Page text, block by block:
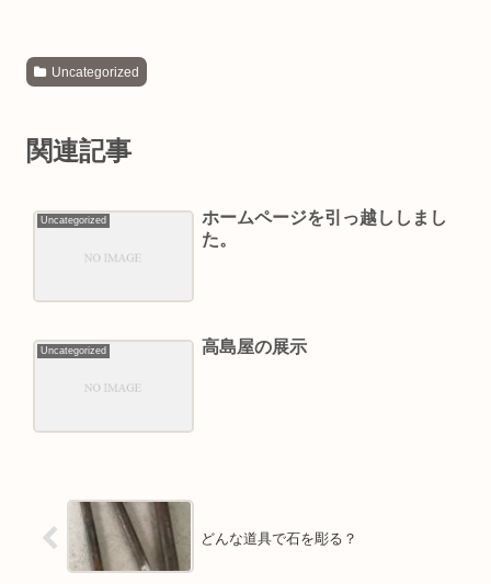
Uncategorized
関連記事
Uncategorized
ホームページを引っ越ししまし
た。
Uncategorized 高島屋の展示
どんな道具で石を彫る？